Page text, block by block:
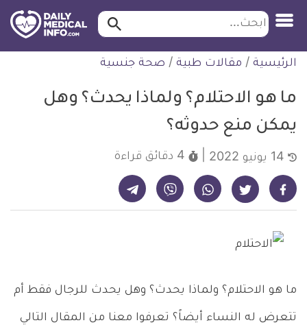
التخطي
للمحتوى
ابحث ابحث…
الرئيسية / مقالات طبية / صحة جنسية
ما هو الاحتلام؟ ولماذا يحدث؟ وهل
يمكن منع حدوثه؟
4 دقائق قراءة
شارك على فيسبوك - ديلي ميديكال انفو شارك على تويتر - ديلي ميديكال انفو شارك على واتساب - ديلي ميديكال انفو شارك على فايبر - ديلي ميديكال انفو شارك على تيليجرام - ديلي ميديكال انفو
ما هو الاحتلام؟ ولماذا يحدث؟ وهل يحدث للرجال فقط أم
تتعرض له النساء أيضاً؟ تعرفوا معنا من المقال التالي